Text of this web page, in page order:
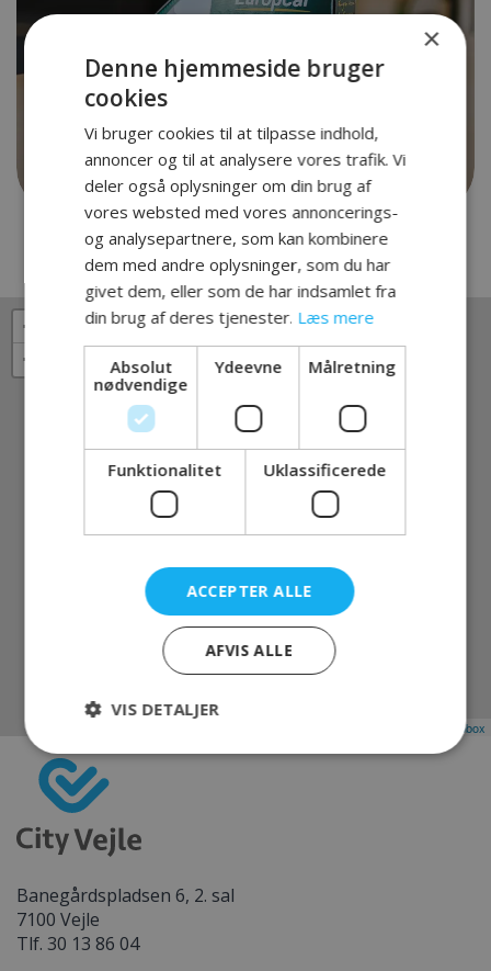
SERVICES
Sjællandsgade 42, 7100 Vejle
Rutevejledning
+
−
Mapbox
Banegårdspladsen 6, 2. sal
7100 Vejle
Tlf. 30 13 86 04
×
Denne hjemmeside bruger
cookies
Vi bruger cookies til at tilpasse indhold,
annoncer og til at analysere vores trafik. Vi
deler også oplysninger om din brug af
vores websted med vores annoncerings-
og analysepartnere, som kan kombinere
dem med andre oplysninger, som du har
givet dem, eller som de har indsamlet fra
din brug af deres tjenester. Læs mere
Absolut
nødvendige
Ydeevne Målretning
Funktionalitet Uklassificerede
ACCEPTER ALLE
AFVIS ALLE
VIS DETALJER